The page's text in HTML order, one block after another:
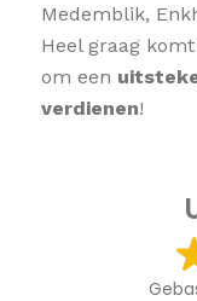
Medemblik,
Heel graag
om een
verdienen!